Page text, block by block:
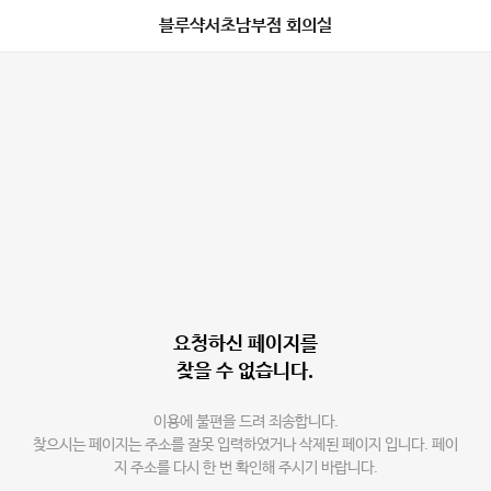
블루샥서초남부점 회의실
요청하신 페이지를
찾을 수 없습니다.
이용에 불편을 드려 죄송합니다.
찾으시는 페이지는 주소를 잘못 입력하였거나 삭제된 페이지 입니다. 페이
지 주소를 다시 한 번 확인해 주시기 바랍니다.